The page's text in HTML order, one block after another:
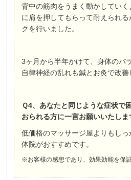
背中の筋肉をうまく動かしてい
に肩を押してもらって耐えられ
クを行いました。
3ヶ月から半年かけて、身体のバ
自律神経の乱れも鍼とお灸で改善
Ｑ4、あなたと同じような症状で
おられる方に一言お願いいたしま
低価格のマッサージ屋よりもし
体院がおすすめです。
※お客様の感想であり、効果効能を保